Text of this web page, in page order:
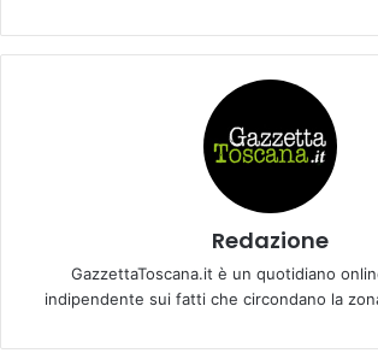
Redazione
GazzettaToscana.it è un quotidiano
indipendente sui fatti che circondano la